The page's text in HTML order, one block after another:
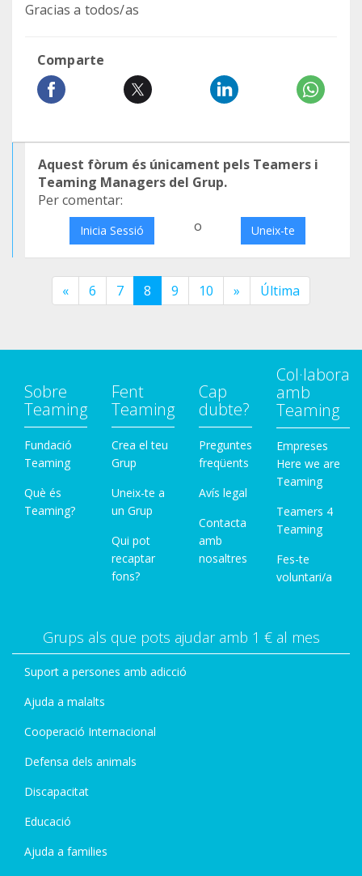
Gracias a todos/as
Comparte
Aquest fòrum és únicament pels Teamers i
Teaming Managers del Grup.
Per comentar:
Inicia Sessió o Uneix-te
« 6 7 8 9 10 » Última
Sobre
Teaming
Fundació
Teaming
Què és
Teaming?
Fent
Teaming
Crea el teu
Grup
Uneix-te a
un Grup
Qui pot
recaptar
fons?
Cap
dubte?
Preguntes
freqüents
Avís legal
Contacta
amb
nosaltres
Col·labora
amb
Teaming
Empreses
Here we are
Teaming
Teamers 4
Teaming
Fes-te
voluntari/a
Grups als que pots ajudar amb 1 € al mes
Suport a persones amb adicció
Ajuda a malalts
Cooperació Internacional
Defensa dels animals
Discapacitat
Educació
Ajuda a families